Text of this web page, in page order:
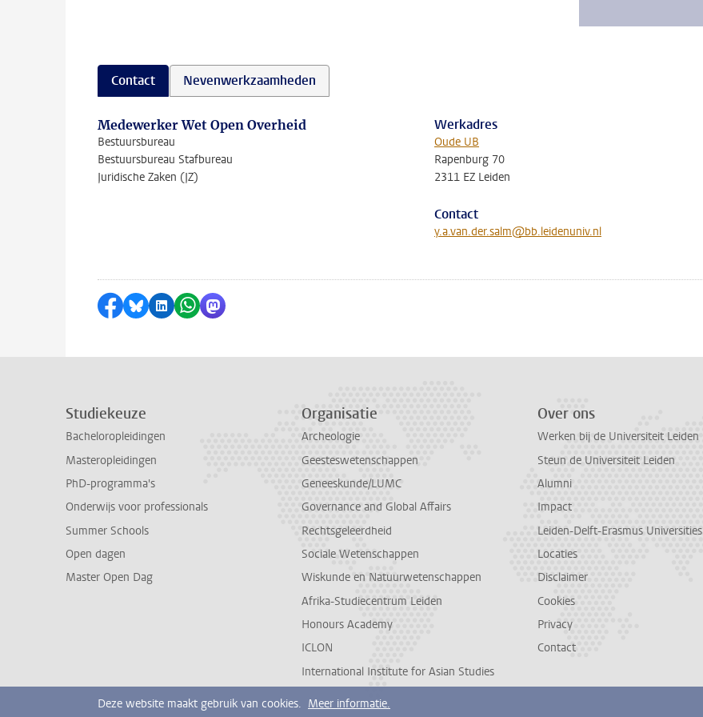
Contact Nevenwerkzaamheden
Medewerker Wet Open Overheid
Bestuursbureau
Bestuursbureau Stafbureau
Juridische Zaken (JZ)
Werkadres
Oude UB
Rapenburg 70
2311 EZ Leiden
Contact
y.a.van.der.salm@bb.leidenuniv.nl
Delen op Facebook
Delen via Bluesky
Delen op LinkedIn
Delen via WhatsApp
Delen via Mastodon
Studiekeuze
Bacheloropleidingen
Masteropleidingen
PhD-programma's
Onderwijs voor professionals
Summer Schools
Open dagen
Master Open Dag
Organisatie
Archeologie
Geesteswetenschappen
Geneeskunde/LUMC
Governance and Global Affairs
Rechtsgeleerdheid
Sociale Wetenschappen
Wiskunde en Natuurwetenschappen
Afrika-Studiecentrum Leiden
Honours Academy
ICLON
International Institute for Asian Studies
Over ons
Werken bij de Universiteit Leiden
Steun de Universiteit Leiden
Alumni
Impact
Leiden-Delft-Erasmus Universities
Locaties
Disclaimer
Cookies
Privacy
Contact
Deze website maakt gebruik van cookies. Meer informatie.